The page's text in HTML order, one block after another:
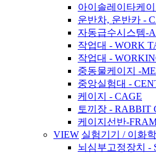
아이솔레이타케
운반차, 운반카 -
자동급수시스템-
작업대 - WORK
작업대 -
중동물케이지 -
중앙실험대 -
케이지 - CAGE
토끼장 - RABBIT
케이지선반-
VIEW 실험기기 / 이화학
뇌심부고정장치 -